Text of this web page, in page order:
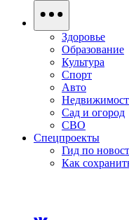
Здоровье
Образование
Культура
Спорт
Авто
Сад и огород
СВО
Спецпроекты
Гид по
Как